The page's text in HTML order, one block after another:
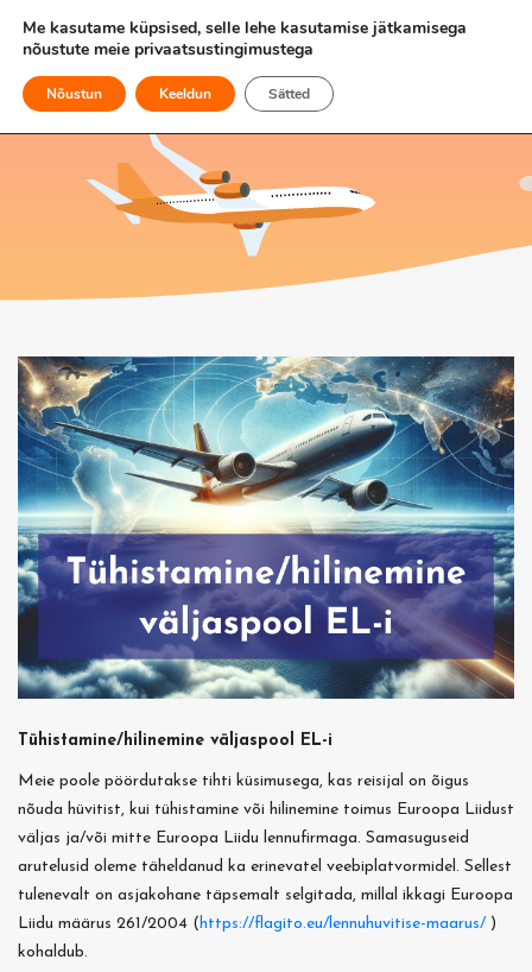
Tühistamine/hilinemine väljaspool EL-i
Meie poole pöördutakse tihti küsimusega, kas reisijal on õigus
nõuda hüvitist, kui tühistamine või hilinemine toimus Euroopa Liidust
väljas ja/või mitte Euroopa Liidu lennufirmaga. Samasuguseid
arutelusid oleme täheldanud ka erinevatel veebiplatvormidel. Sellest
tulenevalt on asjakohane täpsemalt selgitada, millal ikkagi Euroopa
Liidu määrus 261/2004 (https://flagito.eu/lennuhuvitise-maarus/ )
kohaldub.
Me kasutame küpsised, selle lehe kasutamise jätkamisega
nõustute meie privaatsustingimustega
Nõustun Keeldun Sätted